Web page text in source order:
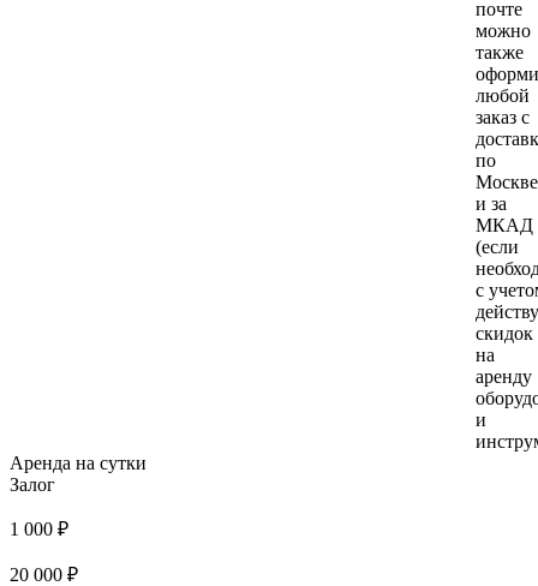
почте
можно
также
любой
заказ с
по
Москве
и за
МКАД
(если
с
скидок
на
аренду
и
Аренда на сутки
Залог
1 000 ₽
20 000 ₽